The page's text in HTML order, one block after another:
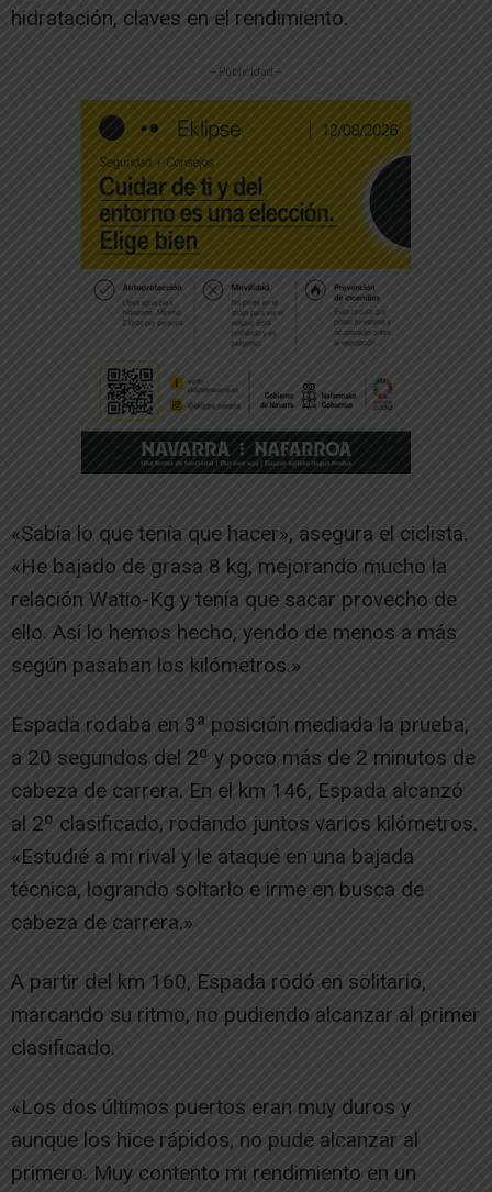
hidratación, claves en el rendimiento.
-- Publicidad --
«Sabía lo que tenía que hacer», asegura el ciclista.
«He bajado de grasa 8 kg, mejorando mucho la
relación Watio-Kg y tenía que sacar provecho de
ello. Así lo hemos hecho, yendo de menos a más
según pasaban los kilómetros.»
Espada rodaba en 3ª posición mediada la prueba,
a 20 segundos del 2º y poco más de 2 minutos de
cabeza de carrera. En el km 146, Espada alcanzó
al 2º clasificado, rodando juntos varios kilómetros.
«Estudié a mi rival y le ataqué en una bajada
técnica, logrando soltarlo e irme en busca de
cabeza de carrera.»
A partir del km 160, Espada rodó en solitario,
marcando su ritmo, no pudiendo alcanzar al primer
clasificado.
«Los dos últimos puertos eran muy duros y
aunque los hice rápidos, no pude alcanzar al
primero. Muy contento mi rendimiento en un